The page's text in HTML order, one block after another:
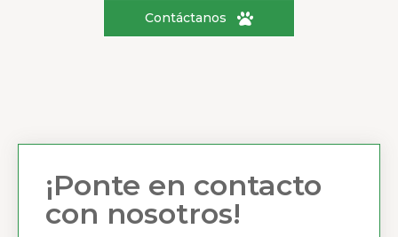
Contáctanos
¡Ponte en contacto
con nosotros!